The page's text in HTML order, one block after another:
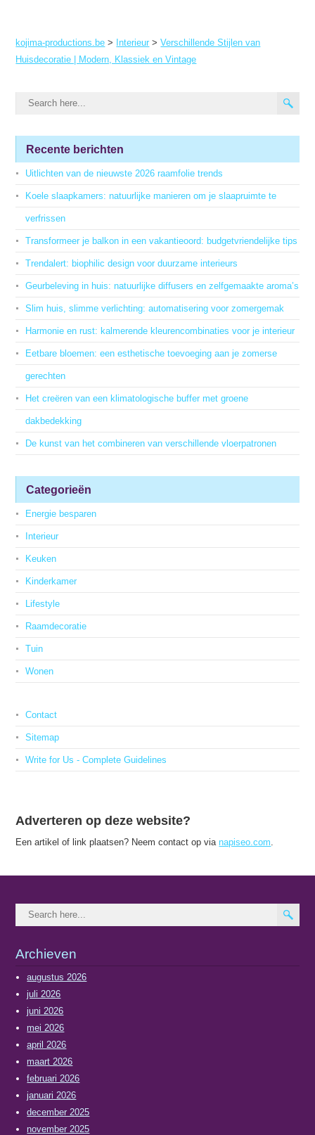
kojima-productions.be > Interieur >Verschillende Stijlen van
Huisdecoratie | Modern, Klassiek en Vintage
Recente berichten
Uitlichten van de nieuwste 2026 raamfolie trends
Koele slaapkamers: natuurlijke manieren om je slaapruimte te
verfrissen
Transformeer je balkon in een vakantieoord: budgetvriendelijke tips
Trendalert: biophilic design voor duurzame interieurs
Geurbeleving in huis: natuurlijke diffusers en zelfgemaakte aroma’s
Slim huis, slimme verlichting: automatisering voor zomergemak
Harmonie en rust: kalmerende kleurencombinaties voor je interieur
Eetbare bloemen: een esthetische toevoeging aan je zomerse
gerechten
Het creëren van een klimatologische buffer met groene
dakbedekking
De kunst van het combineren van verschillende vloerpatronen
Categorieën
Energie besparen
Interieur
Keuken
Kinderkamer
Lifestyle
Raamdecoratie
Tuin
Wonen
Contact
Sitemap
Write for Us - Complete Guidelines
Adverteren op deze website?
Een artikel of link plaatsen? Neem contact op vianapiseo.com
Archieven
augustus 2026
juli 2026
juni 2026
mei 2026
april 2026
maart 2026
februari 2026
januari 2026
december 2025
november 2025